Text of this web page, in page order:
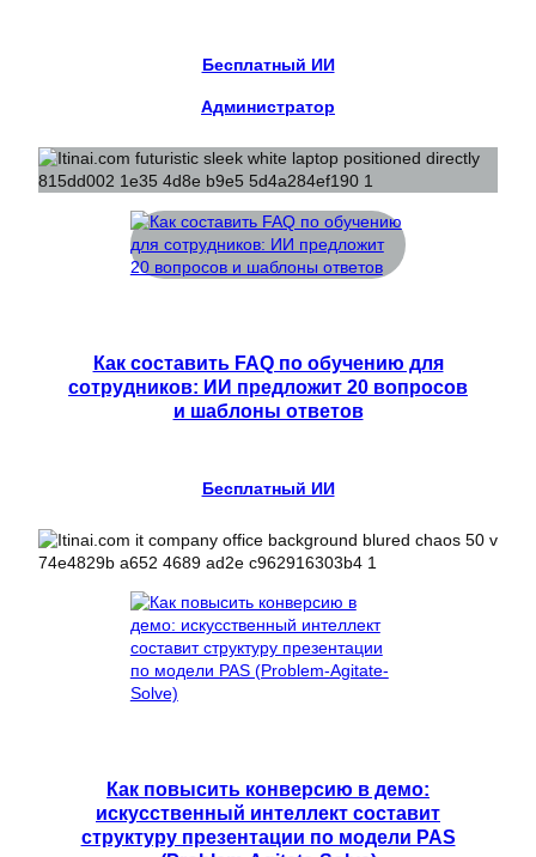
Бесплатный ИИ
Администратор
Как составить FAQ по обучению для
сотрудников: ИИ предложит 20 вопросов
и шаблоны ответов
Бесплатный ИИ
Как повысить конверсию в демо:
искусственный интеллект составит
структуру презентации по модели PAS